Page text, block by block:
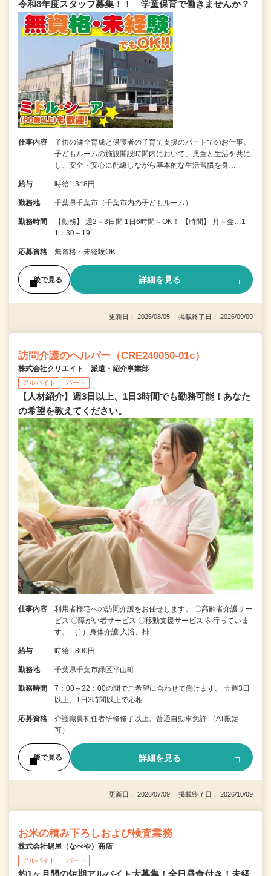
令和8年度スタッフ募集！！ 学童保育で働きませんか？
仕事内容
子供の健全育成と保護者の子育て支援のパートでのお仕事。
子どもルームの施設開設時間内において、児童と生活を共に
し、安全・安心に配慮しながら基本的な生活習慣を身…
給与 時給1,348円
勤務地 千葉県千葉市（千葉市内の子どもルーム）
勤務時間
【勤務】 週2～3日間 1日6時間～OK！ 【時間】 月～金…1
1：30～19…
応募資格 無資格・未経験OK
後で見る 詳細を見る
更新日： 2026/08/05 掲載終了日： 2026/09/09
訪問介護のヘルパー（CRE240050-01c）
株式会社クリエイト 派遣・紹介事業部
アルバイト パート
【人材紹介】週3日以上、1日3時間でも勤務可能！あなた
の希望を教えてください。
仕事内容
利用者様宅への訪問介護をお任せします。 〇高齢者介護サー
ビス 〇障がい者サービス 〇移動支援サービス を行っていま
す。 （1）身体介護 入浴、排…
給与 時給1,800円
勤務地 千葉県千葉市緑区平山町
勤務時間
7：00～22：00の間でご希望に合わせて働けます。 ☆週3日
以上、1日3時間以上で応相…
応募資格
介護職員初任者研修修了以上、普通自動車免許 （AT限定
可）
後で見る 詳細を見る
更新日： 2026/07/09 掲載終了日： 2026/10/09
お米の積み下ろしおよび検査業務
株式会社鍋屋（なべや）商店
アルバイト パート